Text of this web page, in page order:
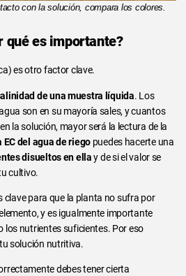
con la solución, compara los colores.
qué es importante?
es otro factor clave.
de una muestra líquida. Los
son en su mayoría sales, y cuantos
la solución, mayor será la lectura de la
del agua de riego puedes hacerte una
disueltos en ellay de si el valor se
cultivo.
clave para que la planta no sufra por
y es igualmente importante
los nutrientes suficientes. Por eso
solución nutritiva.
debes tener cierta